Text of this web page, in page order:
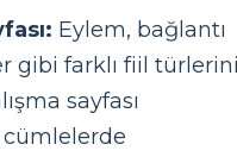
Eylem, bağlantı
gibi farklı fiil
sayfası